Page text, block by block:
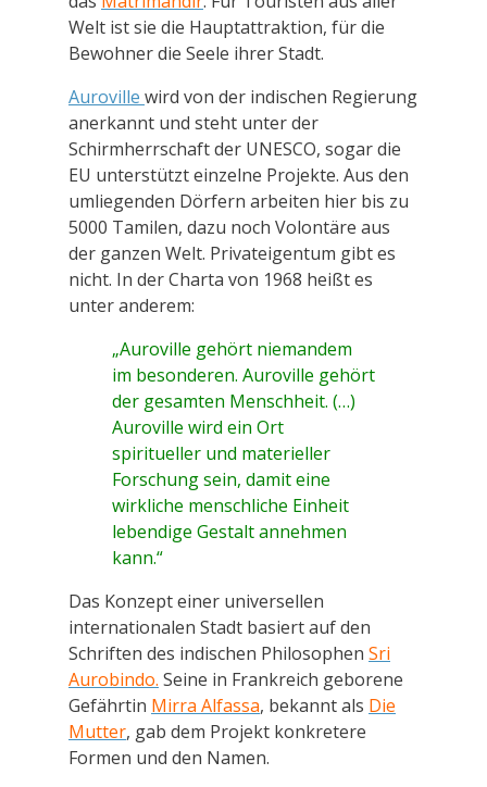
Welt ist sie die Hauptattraktion, für die
Bewohner die Seele ihrer Stadt.
Auroville wird von der indischen Regierung
anerkannt und steht unter der
Schirmherrschaft der UNESCO, sogar die
EU unterstützt einzelne Projekte. Aus den
umliegenden Dörfern arbeiten hier bis zu
5000 Tamilen, dazu noch Volontäre aus
der ganzen Welt. Privateigentum gibt es
nicht. In der Charta von 1968 heißt es
unter anderem:
„Auroville gehört niemandem
im besonderen. Auroville gehört
der gesamten Menschheit. (…)
Auroville wird ein Ort
spiritueller und materieller
Forschung sein, damit eine
wirkliche menschliche Einheit
lebendige Gestalt annehmen
kann.“
Das Konzept einer universellen
internationalen Stadt basiert auf den
Schriften des indischen Philosophen Sri
Aurobindo. Seine in Frankreich geborene
Gefährtin Mirra Alfassa, bekannt als Die
Mutter, gab dem Projekt konkretere
Formen und den Namen.